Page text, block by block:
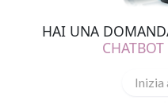
HAI UNA
Inizia